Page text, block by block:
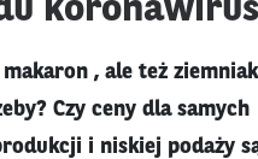
, ale też
Czy ceny dla samych
i niskiej podaży